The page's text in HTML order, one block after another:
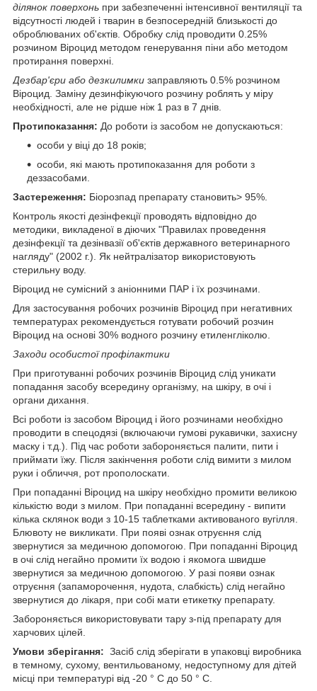
ділянок поверхонь при забезпеченні інтенсивної вентиляції та
відсутності людей і тварин в безпосередній близькості до
оброблюваних об'єктів. Обробку слід проводити 0.25%
розчином Віроцид методом генерування піни або методом
протирання поверхні.
Дезбар'єри або дезкилимки заправляють 0.5% розчином
Віроцид. Заміну дезинфікуючого розчину роблять у міру
необхідності, але не рідше ніж 1 раз в 7 днів.
Протипоказання: До роботи із засобом не допускаються:
особи у віці до 18 років;
особи, які мають протипоказання для роботи з
деззасобами.
Застереження: Біорозпад препарату становить> 95%.
Контроль якості дезінфекції проводять відповідно до
методики, викладеної в діючих "Правилах проведення
дезінфекції та дезінвазії об'єктів державного ветеринарного
нагляду" (2002 г.). Як нейтралізатор використовують
стерильну воду.
Віроцид не сумісний з аніонними ПАР і їх розчинами.
Для застосування робочих розчинів Віроцид при негативних
температурах рекомендується готувати робочий розчин
Віроцид на основі 30% водного розчину етиленгліколю.
Заходи особистої профілактики
При приготуванні робочих розчинів Віроцид слід уникати
попадання засобу всередину організму, на шкіру, в очі і
органи дихання.
Всі роботи із засобом Віроцид і його розчинами необхідно
проводити в спецодязі (включаючи гумові рукавички, захисну
маску і т.д.). Під час роботи забороняється палити, пити і
приймати їжу. Після закінчення роботи слід вимити з милом
руки і обличчя, рот прополоскати.
При попаданні Віроцид на шкіру необхідно промити великою
кількістю води з милом. При попаданні всередину - випити
кілька склянок води з 10-15 таблетками активованого вугілля.
Блювоту не викликати. При появі ознак отруєння слід
звернутися за медичною допомогою. При попаданні Віроцид
в очі слід негайно промити їх водою і якомога швидше
звернутися за медичною допомогою. У разі появи ознак
отруєння (запаморочення, нудота, слабкість) слід негайно
звернутися до лікаря, при собі мати етикетку препарату.
Забороняється використовувати тару з-під препарату для
харчових цілей.
Умови зберігання: Засіб слід зберігати в упаковці виробника
в темному, сухому, вентильованому, недоступному для дітей
місці при температурі від -20 ° С до 50 ° С.